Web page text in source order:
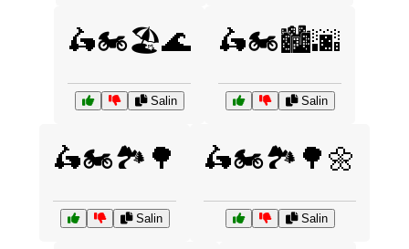
🛵🏍️🏖️🌊
Salin
🛵🏍️🏙️🌆
Salin
🛵🏍️🏞️🌳
Salin
🛵🏍️🏞️🌳🌼
Salin